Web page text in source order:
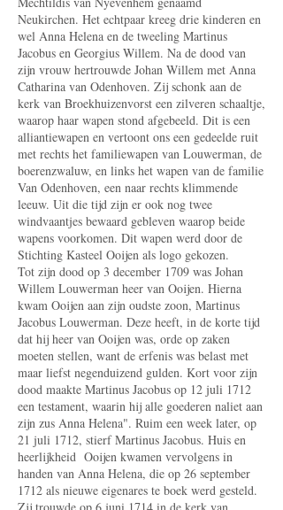
Neukirchen. Het echtpaar kreeg drie kinderen en
wel Anna Helena en de tweeling Martinus
Jacobus en Georgius Willem. Na de dood van
zijn vrouw hertrouwde Johan Willem met Anna
Catharina van Odenhoven. Zij schonk aan de
kerk van Broekhuizenvorst een zil­veren schaaltje,
waarop haar wapen stond afgebeeld. Dit is een
alliantiewapen en vertoont ons een gedeelde ruit
met rechts het familiewapen van Louwerman, de
boerenzwaluw, en links het wapen van de familie
Van Odenhoven, een naar rechts klimmende
leeuw. Uit die tijd zijn er ook nog twee
windvaantjes bewaard gebleven waarop beide
wapens voorkomen. Dit wapen werd door de
Stichting Kasteel Ooijen als logo gekozen.
Tot zijn dood op 3 december 1709 was Johan
Willem Louwerman heer van Ooijen. Hierna
kwam Ooijen aan zijn oudste zoon, Martinus
Jacobus Louwerman. Deze heeft, in de korte tijd
dat hij heer van Ooijen was, orde op zaken
moeten stellen, want de erfenis was belast met
maar liefst negenduizend gulden. Kort voor zijn
dood maakte Martinus Jacobus op 12 juli 1712
een testament, waarin hij alle goederen naliet aan
zijn zus Anna Helena". Ruim een week later, op
21 juli 1712, stierf Martinus Jacobus. Huis en
heerlijkheid Ooijen kwamen vervolgens in
handen van Anna Helena, die op 26 september
1712 als nieuwe eigenares te boek werd gesteld.